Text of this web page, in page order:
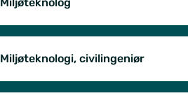
Miljøteknologi, civilingeniør